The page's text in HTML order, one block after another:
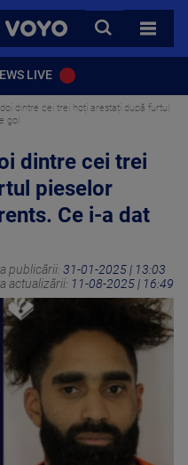
VOYO
CAUTA
TOATE
LIVE
dintre cei trei hoți arestați după furtul
gol
dintre cei trei
pieselor
Ce i-a dat
publicării: 31-01-2025 | 13:03
actualizării: 11-08-2025 | 16:49